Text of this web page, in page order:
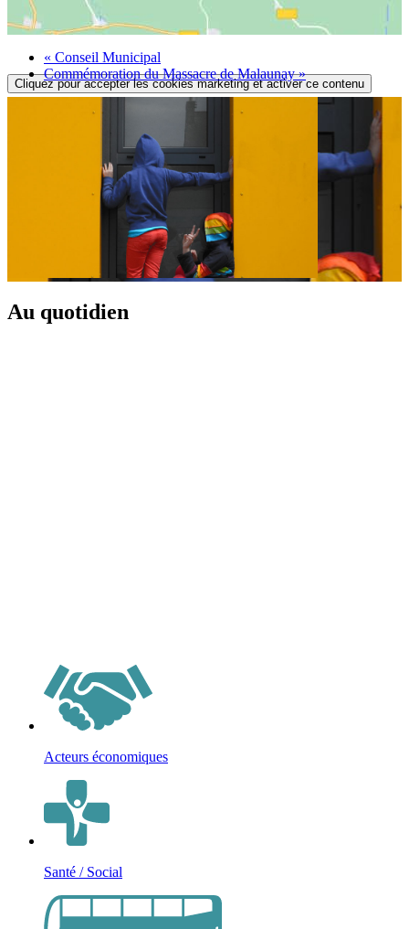
Cliquez pour accepter les cookies marketing et activer ce contenu
« Conseil Municipal
Commémoration du Massacre de Malaunay»
Au quotidien
Acteurs économiques
Santé / Social